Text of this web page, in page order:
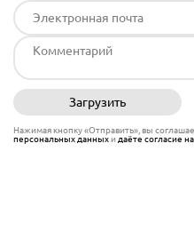
Загрузить
Нажимая кнопку «Отправить», вы
персональных данныхи даёте согласие